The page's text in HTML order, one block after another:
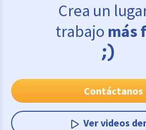
Crea un
trabajo más
Contáctanos
Ver videos